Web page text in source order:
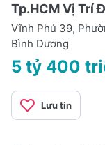
Tp.HCM Vị Trí
Vĩnh Phú 39,
Bình Dương
5 tỷ 400
Lưu tin